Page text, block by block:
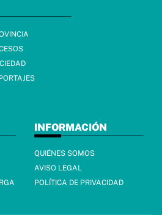
INFORMACIÓN
QUIÉNES SOMOS
AVISO LEGAL
POLÍTICA DE PRIVACIDAD